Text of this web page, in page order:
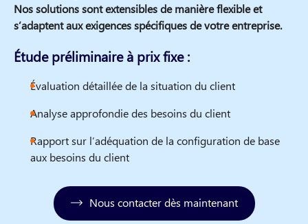
Nos solutions sont extensibles de manière flexible et
s’adaptent aux exigences spécifiques de votre entreprise.
Étude préliminaire à prix fixe :
Évaluation détaillée de la situation du client
Analyse approfondie des besoins du client
Rapport sur l’adéquation de la configuration de base
aux besoins du client
Nous contacter dès maintenant